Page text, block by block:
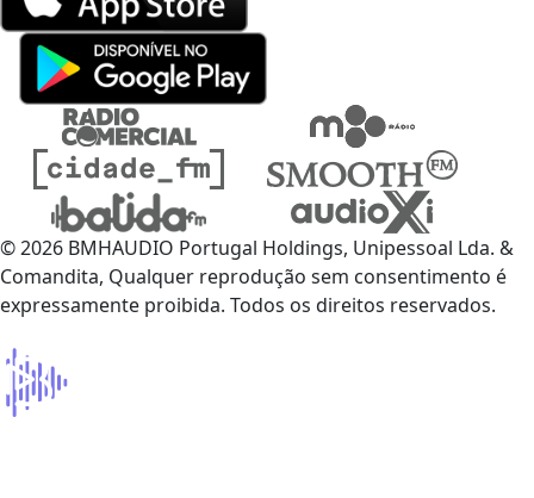
© 2026 BMHAUDIO Portugal Holdings, Unipessoal Lda. &
Comandita, Qualquer reprodução sem consentimento é
expressamente proibida. Todos os direitos reservados.